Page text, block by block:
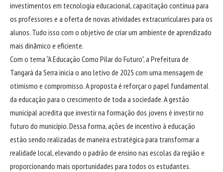
investimentos em tecnologia educacional, capacitação contínua para
os professores e a oferta de novas atividades extracurriculares para os
alunos. Tudo isso com o objetivo de criar um ambiente de aprendizado
mais dinâmico e eficiente.
Com o tema “A Educação Como Pilar do Futuro”, a Prefeitura de
Tangará da Serra inicia o ano letivo de 2025 com uma mensagem de
otimismo e compromisso. A proposta é reforçar o papel fundamental
da educação para o crescimento de toda a sociedade. A gestão
municipal acredita que investir na formação dos jovens é investir no
futuro do município. Dessa forma, ações de incentivo à educação
estão sendo realizadas de maneira estratégica para transformar a
realidade local, elevando o padrão de ensino nas escolas da região e
proporcionando mais oportunidades para todos os estudantes.